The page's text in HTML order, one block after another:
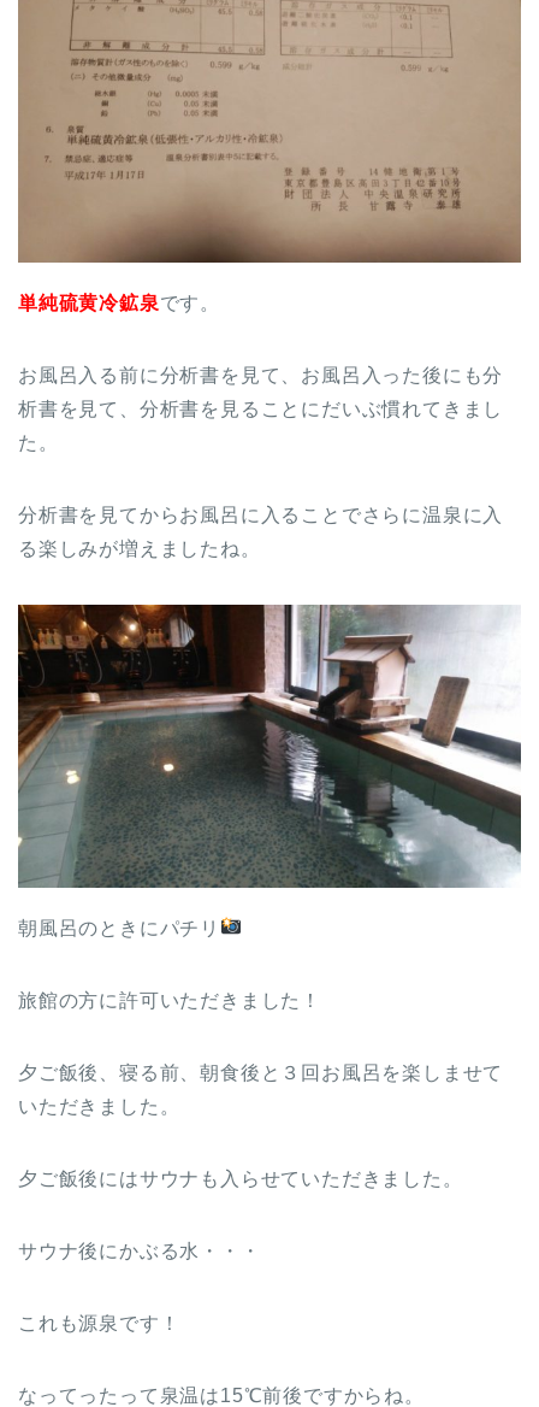
単純硫黄冷鉱泉です。
お風呂入る前に分析書を見て、お風呂入った後にも分
析書を見て、分析書を見ることにだいぶ慣れてきまし
た。
分析書を見てからお風呂に入ることでさらに温泉に入
る楽しみが増えましたね。
朝風呂のときにパチリ
旅館の方に許可いただきました！
夕ご飯後、寝る前、朝食後と３回お風呂を楽しませて
いただきました。
夕ご飯後にはサウナも入らせていただきました。
サウナ後にかぶる水・・・
これも源泉です！
なってったって泉温は15℃前後ですからね。